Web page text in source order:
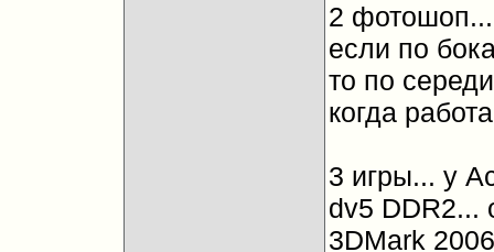
2 фотошоп...
если по
то по
когда
3 игры... у
dv5 DDR2...
3DMark